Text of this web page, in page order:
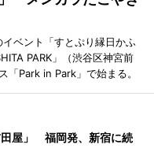
ベント「すとぷり縁日かふ
PARK」（渋谷区神宮前
「Park in Park」で始まる。
田屋」 福岡発、新宿に続